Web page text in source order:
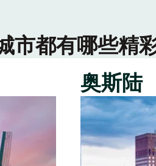
市都有哪些精
奥斯陆